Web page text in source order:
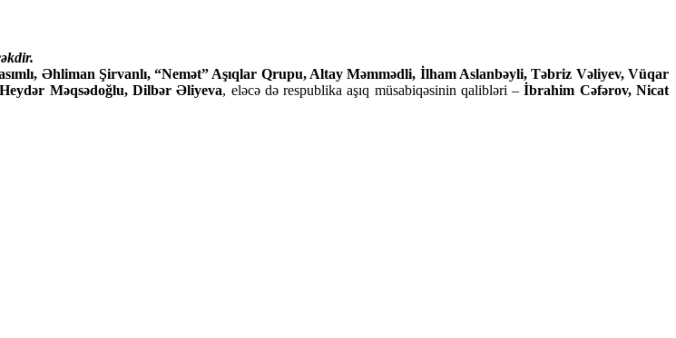
Əhliman Şirvanlı, “Nemət” Aşıqlar Qrupu, Altay Məmmədli, İlham Aslanbəyli, Təbriz Vəliyev, Vüqar
Məqsədoğlu, Dilbər Əliyeva, eləcə də respublika aşıq müsabiqəsinin qalibləri –İbrahim Cəfərov, Nicat